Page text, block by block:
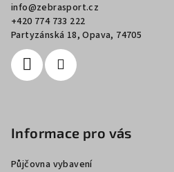
info@zebrasport.cz
+420 774 733 222
Partyzánská 18, Opava, 74705
Informace pro vás
Půjčovna vybavení